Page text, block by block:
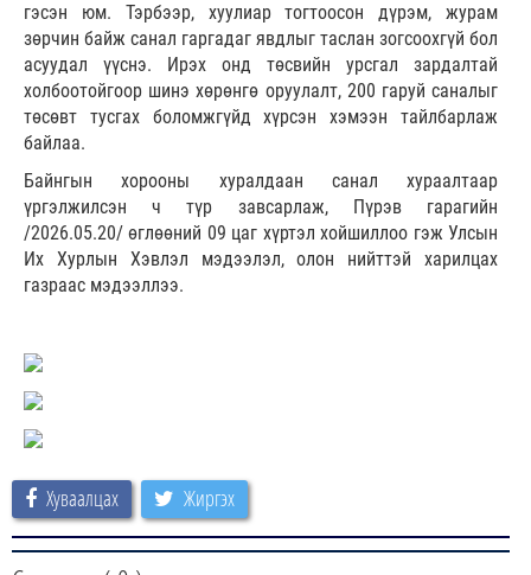
гэсэн юм. Тэрбээр, хуулиар тогтоосон дүрэм, журам
зөрчин байж санал гаргадаг явдлыг таслан зогсоохгүй бол
асуудал үүснэ. Ирэх онд төсвийн урсгал зардалтай
холбоотойгоор шинэ хөрөнгө оруулалт, 200 гаруй саналыг
төсөвт тусгах боломжгүйд хүрсэн хэмээн тайлбарлаж
байлаа.
Байнгын хорооны хуралдаан санал хураалтаар
үргэлжилсэн ч түр завсарлаж, Пүрэв гарагийн
/2026.05.20/ өглөөний 09 цаг хүртэл хойшиллоо гэж Улсын
Их Хурлын Хэвлэл мэдээлэл, олон нийттэй харилцах
газраас мэдээллээ.
Хуваалцах Жиргэх